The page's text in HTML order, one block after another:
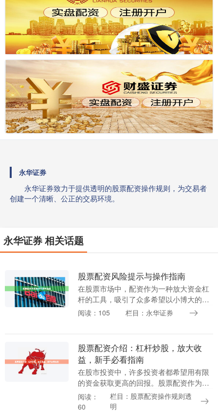
永华证券
永华证券致力于提供透明的股票配资操作规则，为交易者
创建一个清晰、公正的交易环境。
永华证券 相关话题
股票配资风险提示与操作指南
在股票市场中，配资作为一种放大资金杠
杆的工具，吸引了众多希望以小博大的投
资者。然而，高收益往往伴随着高风险。
阅读：105 栏目：永华证券
股票配资介绍：杠杆炒股，放大收
益，新手必看指南
在股市投资中，许多投资者都希望用有限
的资金获取更高的回报。股票配资作为一
种常见的杠杆投资方式，正逐渐被更多人
所了解。本文将为您全面介绍股票配资的
阅读：
60
栏目：股票配资操作规则透
明